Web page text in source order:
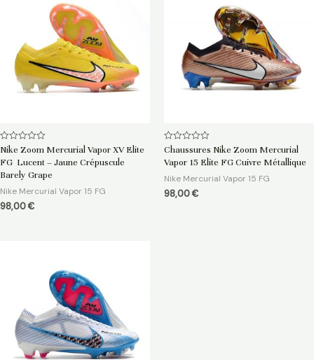
Note
sur
5
Nike Zoom Mercurial Vapor XV Elite
FG Lucent – Jaune Crépuscule
Barely Grape
Nike Mercurial Vapor 15 FG
98,00€
Note
sur
Chaussures Nike Zoom Mercurial
Vapor 15 Elite FG Cuivre Métallique
Nike Mercurial Vapor 15 FG
98,00€